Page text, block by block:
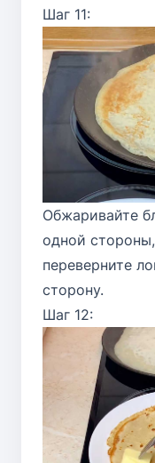
Шаг 11:
Обжаривайте
одной
переверните
сторону.
Шаг 12: